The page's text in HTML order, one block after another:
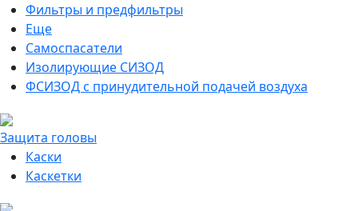
Фильтры и предфильтры
Еще
Самоспасатели
Изолирующие СИЗОД
ФСИЗОД с принудительной подачей воздуха
Защита головы
Каски
Каскетки